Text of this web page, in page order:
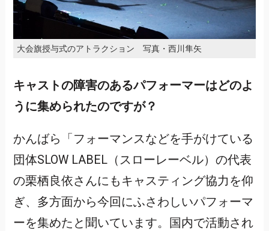
大会旗授与式のアトラクション 写真・西川隼矢
キャストの障害のあるパフォーマーはどのよ
うに集められたのですが？
かんばら「フォーマンスなどを手がけている
団体SLOW LABEL（スローレーベル）の代表
の栗栖良依さんにもキャスティング協力を仰
ぎ、多方面から今回にふさわしいパフォーマ
ーを集めたと聞いています。国内で活動され